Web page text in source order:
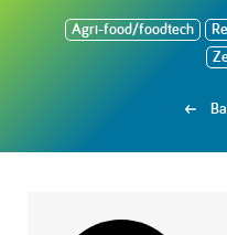
Agri-food/foodtech